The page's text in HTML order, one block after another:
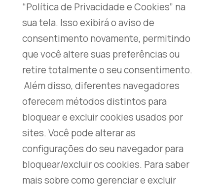
“Política de Privacidade e Cookies” na
sua tela. Isso exibirá o aviso de
consentimento novamente, permitindo
que você altere suas preferências ou
retire totalmente o seu consentimento.
Além disso, diferentes navegadores
oferecem métodos distintos para
bloquear e excluir cookies usados ​​por
sites. Você pode alterar as
configurações do seu navegador para
bloquear/excluir os cookies. Para saber
mais sobre como gerenciar e excluir